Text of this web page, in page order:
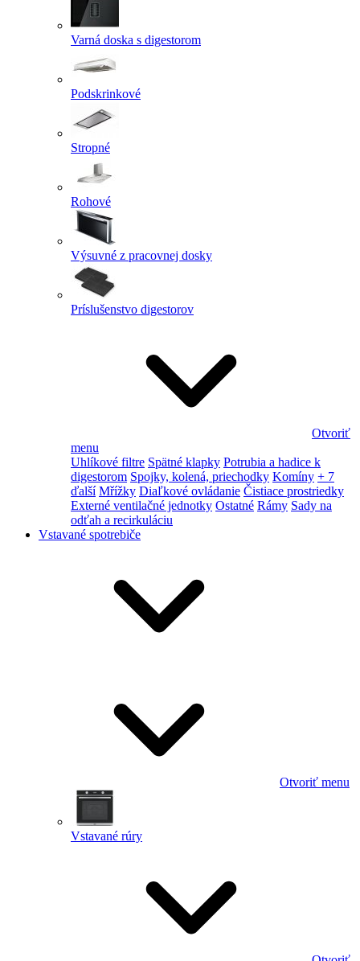
Varná doska s digestorom
Podskrinkové
Stropné
Rohové
Výsuvné z pracovnej dosky
Príslušenstvo digestorov
Otvoriť
menu
Uhlíkové filtre Spätné klapky Potrubia a hadice k
digestorom Spojky, kolená, priechodky Komíny + 7
ďalší Mřížky Diaľkové ovládanie Čistiace prostriedky
Externé ventilačné jednotky Ostatné Rámy Sady na
odťah a recirkuláciu
Vstavané spotrebiče
Otvoriť menu
Vstavané rúry